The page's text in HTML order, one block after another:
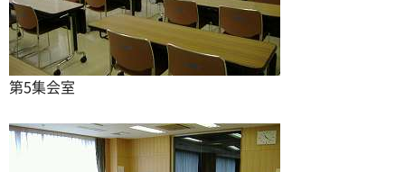
第5集会室